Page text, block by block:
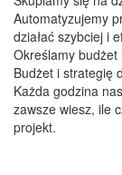
Automatyzujemy
działać szybciej i
Określamy
Budżet i strategię
Każda godzina
zawsze wiesz, ile
projekt.